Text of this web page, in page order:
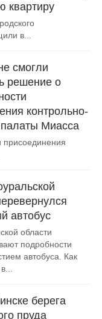
квартиру
в...
смогли
решение о
контрольно-
палаты Миасса
присоединения
автобус
области
подробности
автобуса. Как
берега
пруда